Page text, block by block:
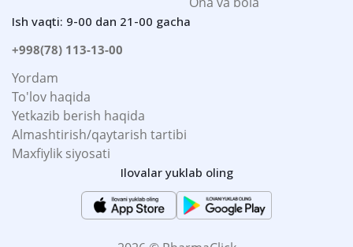
Ish vaqti: 9-00 dan 21-00 gacha
+998(78) 113-13-00
Yordam
To'lov haqida
Yetkazib berish haqida
Almashtirish/qaytarish tartibi
Maxfiylik siyosati
Ilovalar yuklab oling